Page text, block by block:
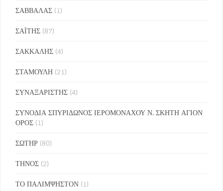
ΣΑΒΒΑΛΑΣ (1)
ΣΑΪΤΗΣ (87)
ΣΑΚΚΑΛΗΣ (4)
ΣΤΑΜΟΥΛΗ (21)
ΣΥΝΑΞΑΡΙΣΤΗΣ (4)
ΣΥΝΟΔΙΑ ΣΠΥΡΙΔΩΝΟΣ ΙΕΡΟΜΟΝΑΧΟΥ Ν. ΣΚΗΤΗ ΑΓΙΟΝ
ΟΡΟΣ (1)
ΣΩΤΗΡ (80)
ΤΗΝΟΣ (2)
ΤΟ ΠΑΛΙΜΨΗΣΤΟΝ (1)